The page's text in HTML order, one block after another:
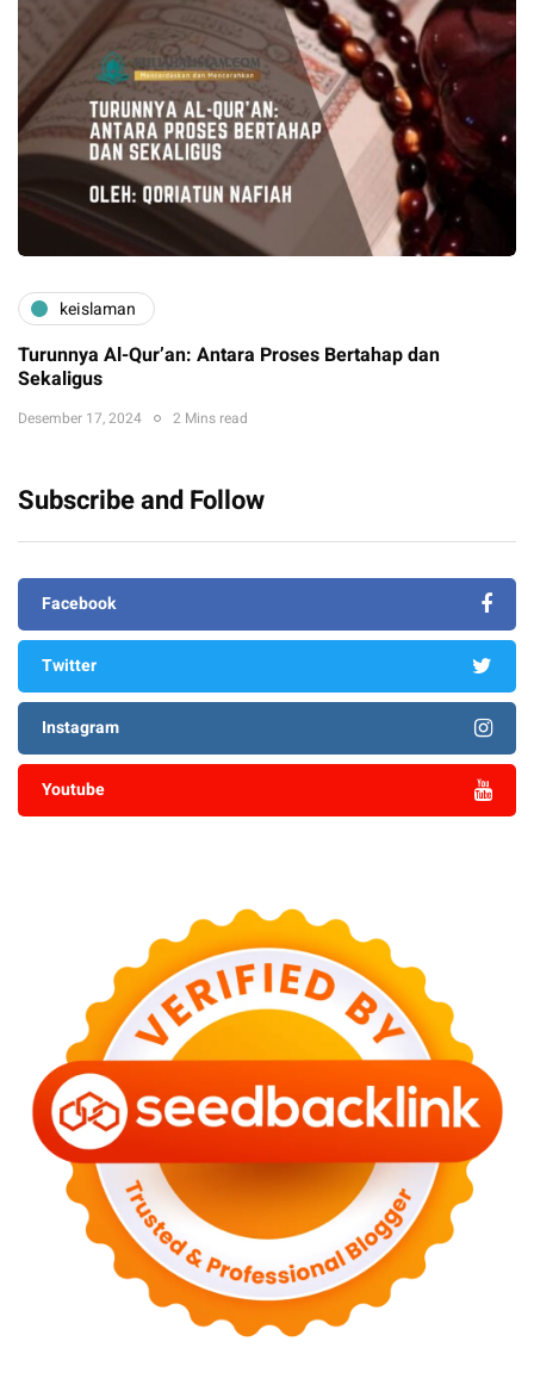
keislaman
Turunnya Al-Qur’an: Antara Proses Bertahap dan
Sekaligus
Desember 17, 2024 2 Mins read
Subscribe and Follow
Facebook
Twitter
Instagram
Youtube